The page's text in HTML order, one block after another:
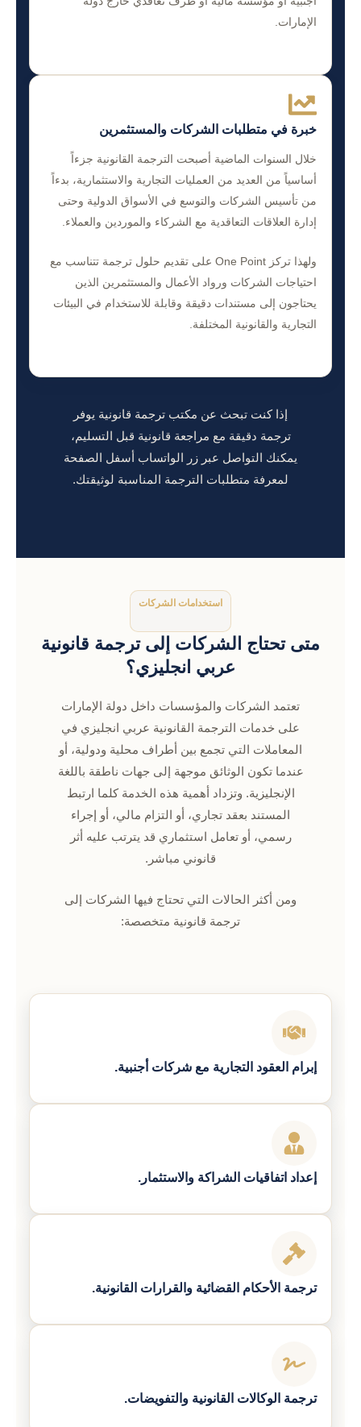
الإمارات.
خبرة في متطلبات الشركات والمستثمرين
خلال السنوات الماضية أصبحت الترجمة القانونية جزءاً
أساسياً من العديد من العمليات التجارية والاستثمارية، بدءاً
من تأسيس الشركات والتوسع في الأسواق الدولية وحتى
إدارة العلاقات التعاقدية مع الشركاء والموردين والعملاء.
ولهذا تركز One Point على تقديم حلول ترجمة تتناسب مع
احتياجات الشركات ورواد الأعمال والمستثمرين الذين
يحتاجون إلى مستندات دقيقة وقابلة للاستخدام في البيئات
التجارية والقانونية المختلفة.
إذا كنت تبحث عن مكتب ترجمة قانونية يوفر
ترجمة دقيقة مع مراجعة قانونية قبل التسليم،
يمكنك التواصل عبر زر الواتساب أسفل الصفحة
لمعرفة متطلبات الترجمة المناسبة لوثيقتك.
استخدامات الشركات
متى تحتاج الشركات إلى ترجمة قانونية
عربي انجليزي؟
تعتمد الشركات والمؤسسات داخل دولة الإمارات
على خدمات الترجمة القانونية عربي انجليزي في
المعاملات التي تجمع بين أطراف محلية ودولية، أو
عندما تكون الوثائق موجهة إلى جهات ناطقة باللغة
الإنجليزية. وتزداد أهمية هذه الخدمة كلما ارتبط
المستند بعقد تجاري، أو التزام مالي، أو إجراء
رسمي، أو تعامل استثماري قد يترتب عليه أثر
قانوني مباشر.
ومن أكثر الحالات التي تحتاج فيها الشركات إلى
ترجمة قانونية متخصصة:
إبرام العقود التجارية مع شركات أجنبية.
إعداد اتفاقيات الشراكة والاستثمار.
ترجمة الأحكام القضائية والقرارات القانونية.
ترجمة الوكالات القانونية والتفويضات.